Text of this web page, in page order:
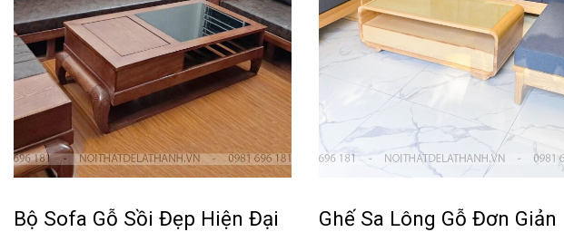
Bộ Sofa Gỗ Sồi Đẹp Hiện Đại Ghế Sa Lông Gỗ Đơn Giản